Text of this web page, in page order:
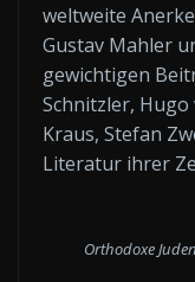
weltweite
Gustav Mahler
gewichtigen
Schnitzler,
Kraus, Stefan
Literatur ihrer
Orthodoxe